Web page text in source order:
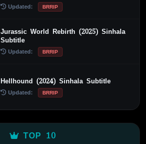
Updated: BRRIP
Jurassic World Rebirth (2025) Sinhala
Subtitle
Updated: BRRIP
Hellhound (2024) Sinhala Subtitle
Updated: BRRIP
TOP 10